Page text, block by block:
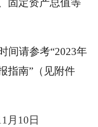
固定资产总值等
间请参考“2023年
指南”（见附件
1月 10 日